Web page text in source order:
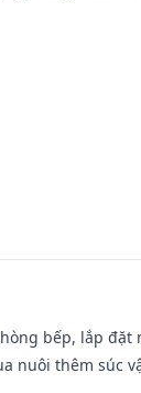
bếp, lắp
nuôi thêm súc